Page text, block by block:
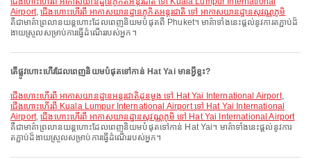
Airport,ជើងហោះហើរពី អាកាសយានដ្ឋានភូកិតអន្តរជាតិ ទៅ អាកាសយានដ្ឋានសុវណ្ណភូមិ
គឺជាមាគ៌ាព្រលានយន្តហោះដែលពេញនិយមបំផុតពី Phuket។ មាគ៌ាទាំងនេះផ្តល់នូវការតភ្ជាប់ដ៏
ងាយស្រួលសម្រាប់ការធ្វើដំណើររបស់អ្នក។
តើផ្លូវហោះហើរដែលពេញនិយមបំផុតទៅកាន់ Hat Yai មានអ្វីខ្លះ?
ជើងហោះហើរពី អាកាសយានដ្ឋានអន្តរជាតិដុនមួង ទៅ Hat Yai International Airport,
ជើងហោះហើរពី Kuala Lumpur International Airport ទៅ Hat Yai International
Airport,ជើងហោះហើរពី អាកាសយានដ្ឋានសុវណ្ណភូមិ ទៅ Hat Yai International Airport
គឺជាមាគ៌ាព្រលានយន្តហោះដែលពេញនិយមបំផុតទៅកាន់ Hat Yai។ មាគ៌ាទាំងនេះផ្តល់នូវការ
តភ្ជាប់ដ៏ងាយស្រួលសម្រាប់ការធ្វើដំណើររបស់អ្នក។